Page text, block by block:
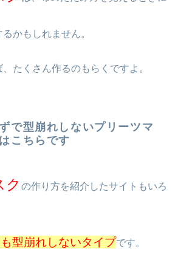
かもしれません。
たくさん作るのもらくですよ。
で型崩れしないプリーツマ
こちらです
ク の作り方を紹介したサイトもいろ
型崩れしないタイプです。